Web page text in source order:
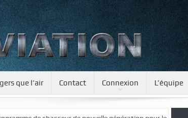
que l’air Contact Connexion L’équipe